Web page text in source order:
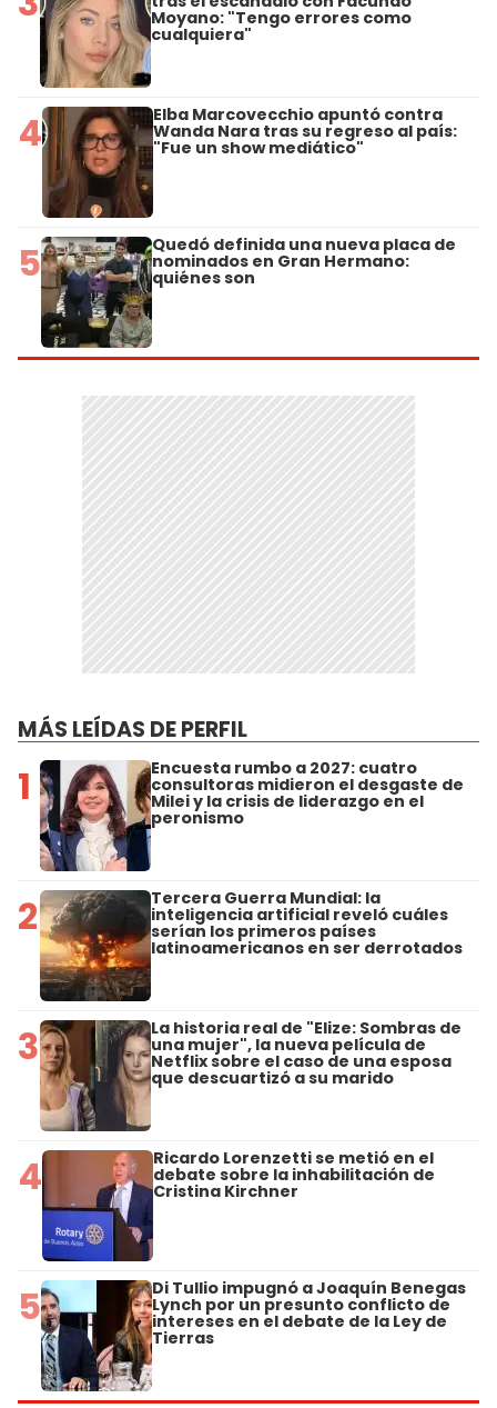
Moyano: "Tengo errores como
cualquiera"
4 Elba Marcovecchio apuntó contra
Wanda Nara tras su regreso al país:
"Fue un show mediático"
5 Quedó definida una nueva placa de
nominados en Gran Hermano:
quiénes son
MÁS LEÍDAS DE PERFIL
1 Encuesta rumbo a 2027: cuatro
consultoras midieron el desgaste de
Milei y la crisis de liderazgo en el
peronismo
2 Tercera Guerra Mundial: la
inteligencia artificial reveló cuáles
serían los primeros países
latinoamericanos en ser derrotados
3 La historia real de "Elize: Sombras de
una mujer", la nueva película de
Netflix sobre el caso de una esposa
que descuartizó a su marido
4 Ricardo Lorenzetti se metió en el
debate sobre la inhabilitación de
Cristina Kirchner
5 Di Tullio impugnó a Joaquín Benegas
Lynch por un presunto conflicto de
intereses en el debate de la Ley de
Tierras